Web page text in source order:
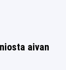
”Odotan
27.06.2024aivan